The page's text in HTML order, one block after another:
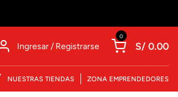
Ingresar / Registrarse
0
S/ 0.00
NUESTRAS TIENDAS ZONA EMPRENDEDORES